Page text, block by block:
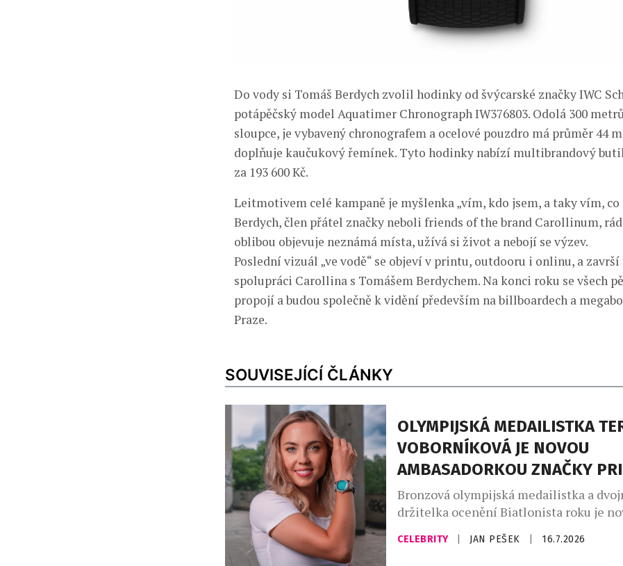
Do vody si Tomáš Berdych zvolil hodinky od švýcarské značky IWC
potápěčský model Aquatimer Chronograph IW376803. Odolá 300
sloupce, je vybavený chronografem a ocelové pouzdro má průměr 44
doplňuje kaučukový řemínek. Tyto hodinky nabízí multibrandový
za 193 600 Kč.
Leitmotivem celé kampaně je myšlenka „vím, kdo jsem, a taky vím, co
Berdych, člen přátel značky neboli friends of the brand Carollinum, rád
oblibou objevuje neznámá místa, užívá si život a nebojí se výzev.
Poslední vizuál „ve vodě“ se objeví v printu, outdooru i onlinu, a završí
spolupráci Carollina s Tomášem Berdychem. Na konci roku se všech
propojí a budou společně k vidění především na billboardech a
Praze.
SOUVISEJÍCÍ ČLÁNKY
OLYMPIJSKÁ MEDAILISTKA
VOBORNÍKOVÁ JE NOVOU
AMBASADORKOU ZNAČKY
Bronzová olympijská medailistka a
držitelka ocenění Biatlonista roku je
ambasadorkou české značky Prim. Tereza
Voborníková je tváří kolekce hodinek
CELEBRITY JAN PEŠEK 16.7.2026